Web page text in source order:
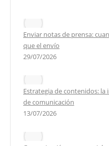
Enviar notas de prensa:
que el envío
29/07/2026
Estrategia de contenidos:
de comunicación
13/07/2026